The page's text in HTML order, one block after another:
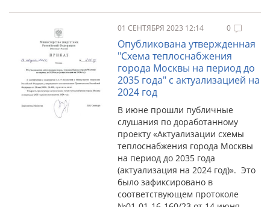
01 СЕНТЯБРЯ 2023 12:14 0
Опубликована утвержденная
"Схема теплоснабжения
города Москвы на период до
2035 года" с актуализацией на
2024 год
В июне прошли публичные
слушания по доработанному
проекту «Актуализации схемы
теплоснабжения города Москвы
на период до 2035 года
(актуализация на 2024 год)». Это
было зафиксировано в
соответствующем протоколе